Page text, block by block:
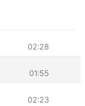
02:28
01:55
02:23